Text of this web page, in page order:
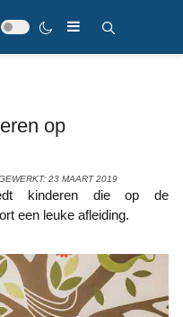
op
23 MAART 2019
een leuke afleiding.